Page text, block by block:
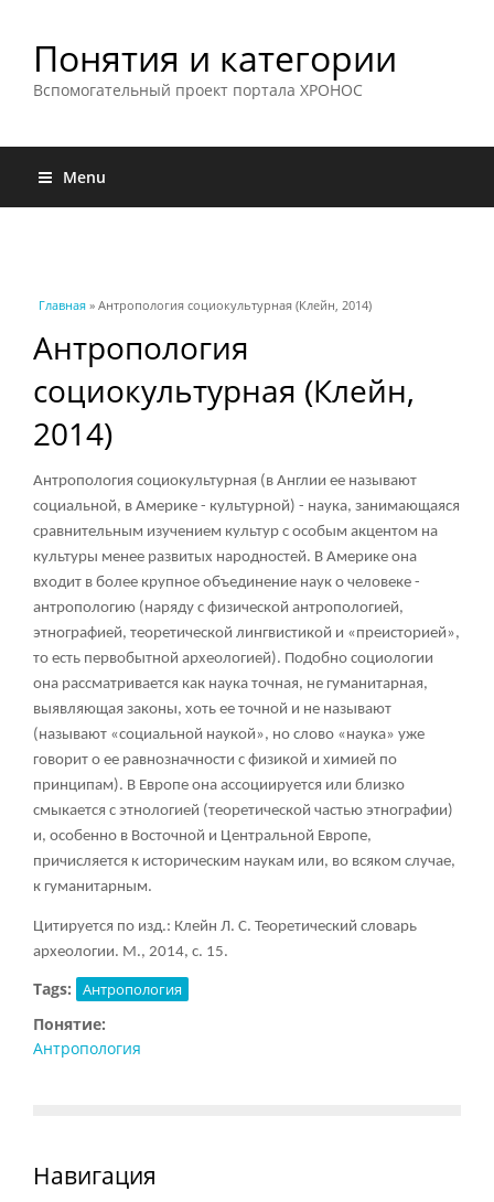
Понятия и категории
Вспомогательный проект портала ХРОНОС
Menu
Вы здесь
Главная » Антропология социокультурная (Клейн, 2014)
Антропология
социокультурная (Клейн,
2014)
Антропология социокультурная (в Англии ее называют
социальной, в Америке - культурной) - наука, занимающаяся
сравнительным изучением культур с особым акцентом на
культуры менее развитых народностей. В Америке она
входит в более крупное объединение наук о человеке -
антропологию (наряду с физической антропологией,
этнографией, теоретической лингвистикой и «преисторией»,
то есть первобытной археологией). Подобно социологии
она рассматривается как наука точная, не гуманитарная,
выявляющая законы, хоть ее точной и не называют
(называют «социальной наукой», но слово «наука» уже
говорит о ее равнозначности с физикой и химией по
принципам). В Европе она ассоциируется или близко
смыкается с этнологией (теоретической частью этнографии)
и, особенно в Восточной и Центральной Европе,
причисляется к историческим наукам или, во всяком случае,
к гуманитарным.
Цитируется по изд.: Клейн Л. С. Теоретический словарь
археологии. М., 2014, с. 15.
Tags: Антропология
Понятие:
Антропология
Навигация